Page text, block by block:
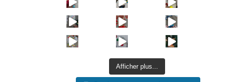
Afficher plus...